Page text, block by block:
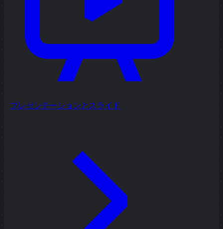
プレゼンテーションとスライド